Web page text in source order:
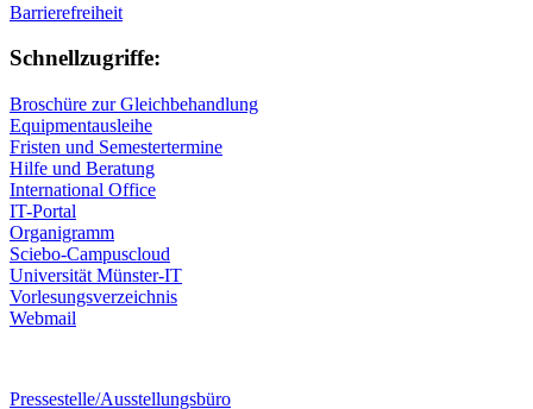
Barrierefreiheit
Schnellzugriffe:
Broschüre zur Gleichbehandlung
Equipmentausleihe
Fristen und Semestertermine
Hilfe und Beratung
International Office
IT-Portal
Organigramm
Sciebo-Campuscloud
Universität Münster-IT
Vorlesungsverzeichnis
Webmail
Pressestelle/Ausstellungsbüro